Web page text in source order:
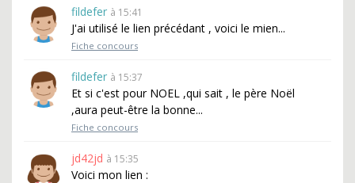
fildefer à 15:41
J'ai utilisé le lien précédant , voici le mien...
Fiche concours
fildefer à 15:37
Et si c'est pour NOEL ,qui sait , le père Noël
,aura peut-être la bonne...
Fiche concours
jd42jd à 15:35
Voici mon lien :